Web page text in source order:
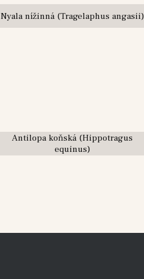
Nyala nížinná (Tragelaphus angasii)
Antilopa koňská (Hippotragus
equinus)